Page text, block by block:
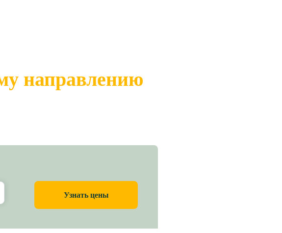
направлению
Узнать цены